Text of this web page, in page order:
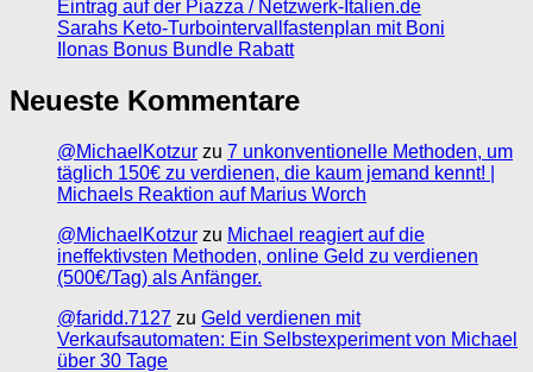
Eintrag auf der Piazza / Netzwerk-Italien.de
Sarahs Keto-Turbointervallfastenplan mit Boni
Ilonas Bonus Bundle Rabatt
Neueste Kommentare
@MichaelKotzur zu 7 unkonventionelle Methoden, um
täglich 150€ zu verdienen, die kaum jemand kennt! |
Michaels Reaktion auf Marius Worch
@MichaelKotzur zu Michael reagiert auf die
ineffektivsten Methoden, online Geld zu verdienen
(500€/Tag) als Anfänger.
@faridd.7127 zu Geld verdienen mit
Verkaufsautomaten: Ein Selbstexperiment von Michael
über 30 Tage